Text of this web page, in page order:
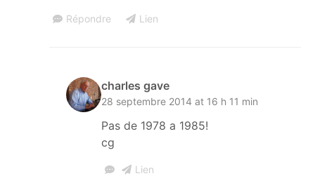
Répondre Lien
charles gave
28 septembre 2014 at 16 h 11 min
Pas de 1978 a 1985!
cg
Lien